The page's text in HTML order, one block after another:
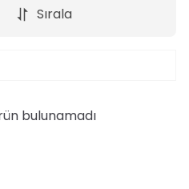
Sırala
bulunamadı